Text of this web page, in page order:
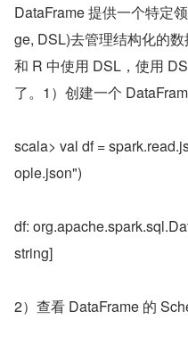
DataFrame 提供一个特定
ge, DSL)去管理结构化的
和 R 中使用 DSL，使用
了。1）创建一个
scala> val df =
ople.json")
df:
string]
2）查看 DataFrame 的